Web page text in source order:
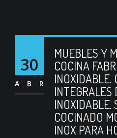
30
ABR
MUEBLES Y
COCINA
INOXIDABLE.
INTEGRALES
INOXIDABLE.
COCINADO
INOX PARA